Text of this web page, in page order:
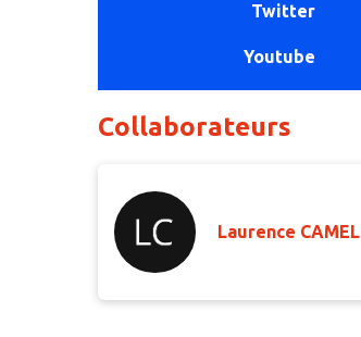
Twitter
Youtube
Collaborateurs
Laurence CAMEL